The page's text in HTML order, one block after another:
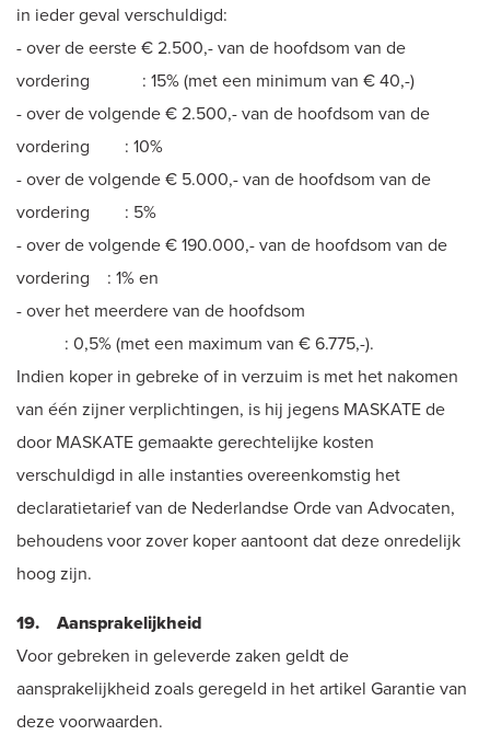
in ieder geval verschuldigd:
- over de eerste € 2.500,- van de hoofdsom van de
vordering : 15% (met een minimum van € 40,-)
- over de volgende € 2.500,- van de hoofdsom van de
vordering : 10%
- over de volgende € 5.000,- van de hoofdsom van de
vordering : 5%
- over de volgende € 190.000,- van de hoofdsom van de
vordering : 1% en
- over het meerdere van de hoofdsom
: 0,5% (met een maximum van € 6.775,-).
Indien koper in gebreke of in verzuim is met het nakomen
van één zijner verplichtingen, is hij jegens MASKATE de
door MASKATE gemaakte gerechtelijke kosten
verschuldigd in alle instanties overeenkomstig het
declaratietarief van de Nederlandse Orde van Advocaten,
behoudens voor zover koper aantoont dat deze onredelijk
hoog zijn.
19. Aansprakelijkheid
Voor gebreken in geleverde zaken geldt de
aansprakelijkheid zoals geregeld in het artikel Garantie van
deze voorwaarden.